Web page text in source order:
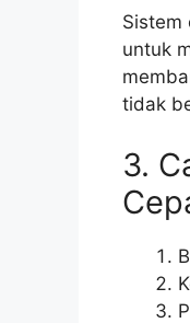
Sistem
untuk
tidak
3.